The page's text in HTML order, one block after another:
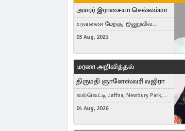
அமரர் இராசையா செல்லம்மா
சரவணை மேற்கு, இணுவில்
கிழக்கு
03 Aug, 2021
மரண அறிவித்தல்
திருமதி ஞானேஸ்வரி வஜிரா
வல்வெட்டி, Jaffna, Newbury Park,
United Kingdom
04 Aug, 2026